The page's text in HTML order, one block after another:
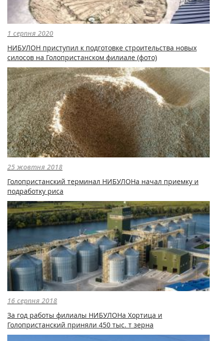
1 серпня 2020
НИБУЛОН приступил к подготовке строительства новых
силосов на Голопристанском филиале (фото)
25 жовтня 2018
Голопристанский терминал НИБУЛОНа начал приемку и
подработку риса
16 серпня 2018
За год работы филиалы НИБУЛОНа Хортица и
Голопристанский приняли 450 тыс. т зерна